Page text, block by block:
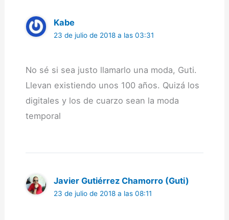
Kabe
23 de julio de 2018 a las 03:31
No sé si sea justo llamarlo una moda, Guti.
Llevan existiendo unos 100 años. Quizá los
digitales y los de cuarzo sean la moda
temporal
Javier Gutiérrez Chamorro (Guti)
23 de julio de 2018 a las 08:11